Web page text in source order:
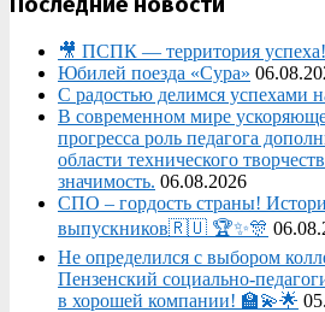
🎥 ПСПК — территория успеха!
Юбилей поезда «Сура»
С радостью делимся успехами
В современном мире
прогресса роль педагога
области технического
значимость. 06.08.2026
СПО – гордость страны!
выпускников🇷🇺 🏆✨🎊
Не определился с выбором
Пензенский социально-
в хорошей компании! 🏫💫🌟